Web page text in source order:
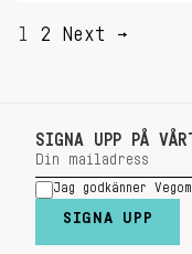
SIDNUMRERING
1 2 Next →
SIGNA UPP PÅ
Jag godkänner
SIGNA UPP